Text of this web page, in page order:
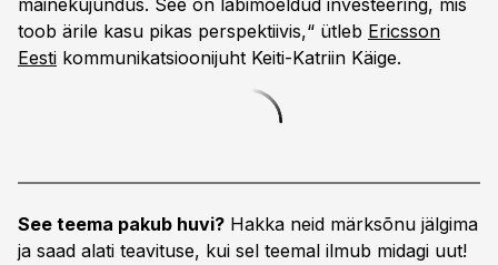
mainekujundus. See on läbimõeldud investeering, mis
toob ärile kasu pikas perspektiivis,“ ütleb Ericsson
Eesti kommunikatsioonijuht Keiti-Katriin Käige.
See teema pakub huvi? Hakka neid märksõnu jälgima
ja saad alati teavituse, kui sel teemal ilmub midagi uut!